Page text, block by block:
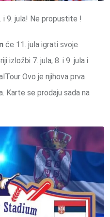
i 9. jula! Ne propustite !
će 11. jula igrati svoje
izložbi 7. jula, 8. i 9. jula i
Ovo je njihova prva
Karte se prodaju sada na